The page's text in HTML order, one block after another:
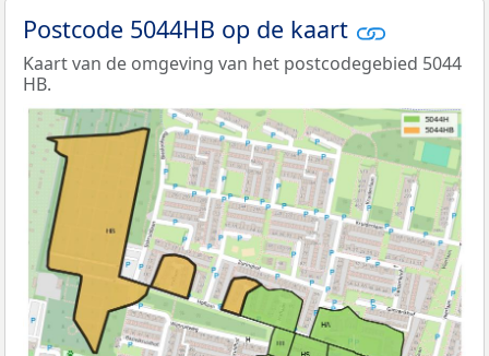
Postcode 5044HB op de kaart
Kaart van de omgeving van het postcodegebied 5044
HB.